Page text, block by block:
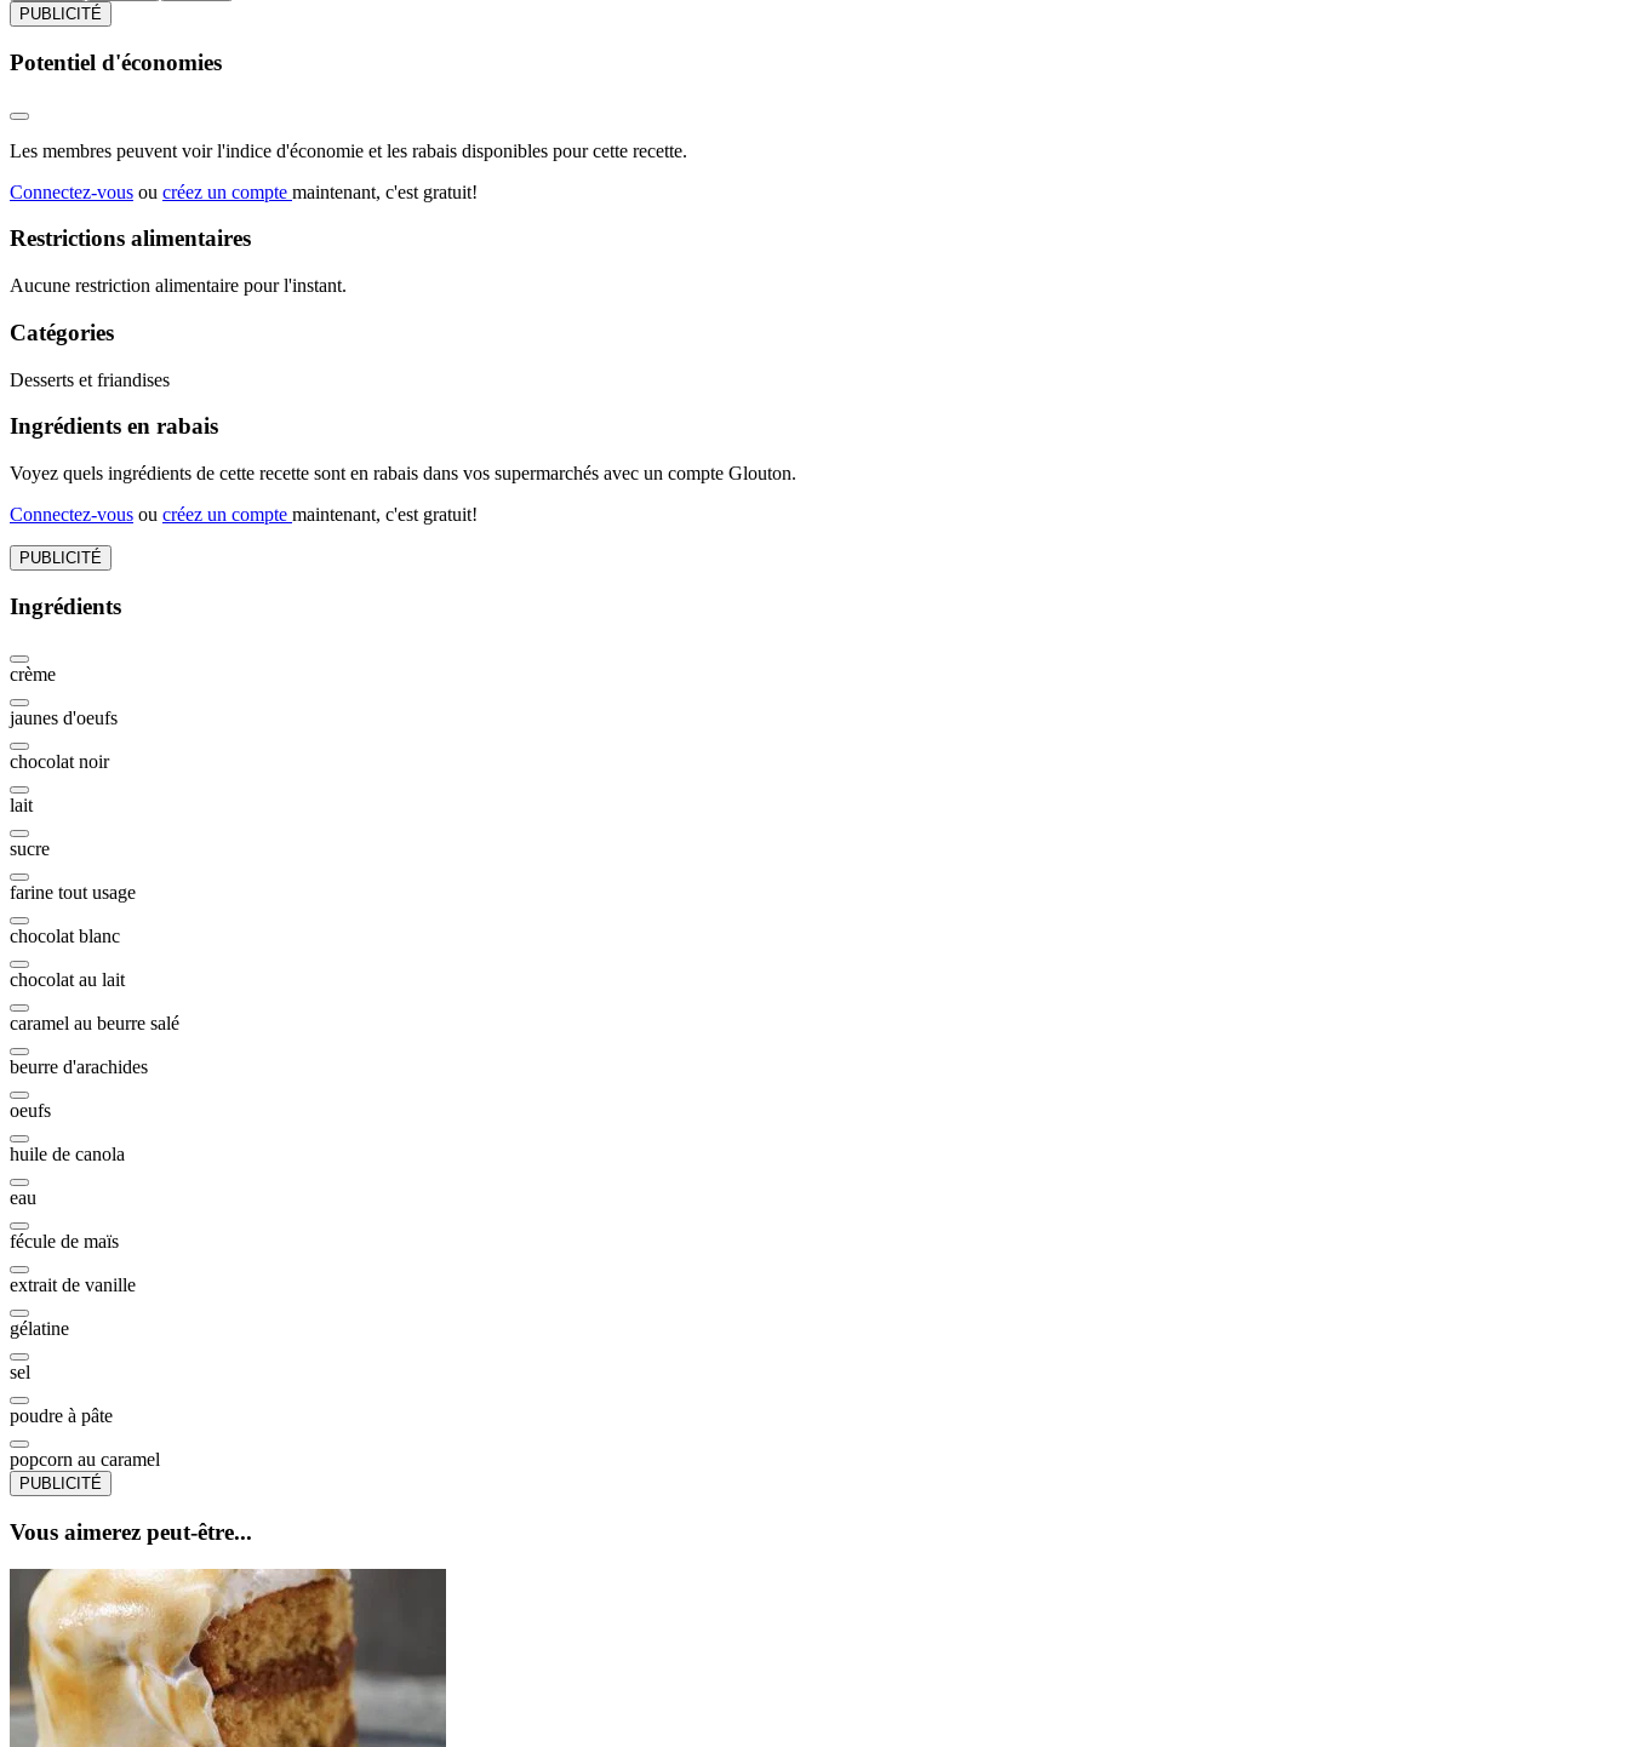
PUBLICITÉ
Potentiel d'économies
Les membres peuvent voir l'indice d'économie et les rabais disponibles pour cette recette.
Connectez-vous ou créez un compte maintenant, c'est gratuit!
Restrictions alimentaires
Aucune restriction alimentaire pour l'instant.
Catégories
Desserts et friandises
Ingrédients en rabais
Voyez quels ingrédients de cette recette sont en rabais dans vos supermarchés avec un compte Glouton.
Connectez-vous ou créez un compte maintenant, c'est gratuit!
PUBLICITÉ
Ingrédients
crème
jaunes d'oeufs
chocolat noir
lait
sucre
farine tout usage
chocolat blanc
chocolat au lait
caramel au beurre salé
beurre d'arachides
oeufs
huile de canola
eau
fécule de maïs
extrait de vanille
gélatine
sel
poudre à pâte
popcorn au caramel
PUBLICITÉ
Vous aimerez peut-être...